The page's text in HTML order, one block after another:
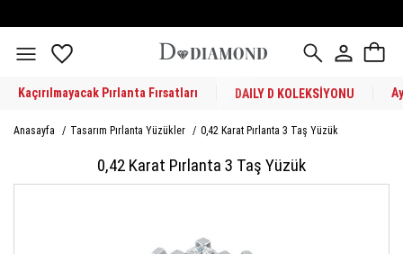
Kaçırılmayacak Pırlanta Fırsatları DAILY D KOLEKSİYONU
Anasayfa / Tasarım Pırlanta Yüzükler / 0,42 Karat Pırlanta 3 Taş Yüzük
0,42 Karat Pırlanta 3 Taş Yüzük